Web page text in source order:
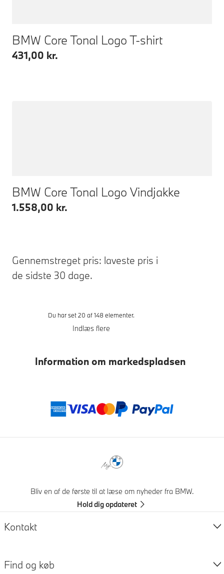
BMW Core Tonal Logo T-shirt
431,00 kr.
BMW Core Tonal Logo Vindjakke
1.558,00 kr.
Gennemstreget pris: laveste pris i
de sidste 30 dage.
Du har set 20 af 148 elementer.
Indlæs flere
Information om markedspladsen
Betalingsmåder